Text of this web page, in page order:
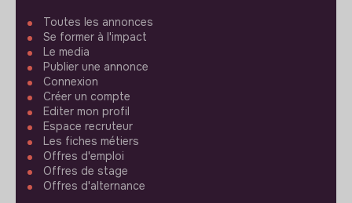
Toutes les annonces
Se former à l'impact
Le media
Publier une annonce
Connexion
Créer un compte
Editer mon profil
Espace recruteur
Les fiches métiers
Offres d'emploi
Offres de stage
Offres d'alternance